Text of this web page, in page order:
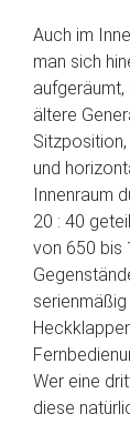
Auch im
man sich
aufgeräumt,
ältere
und
Innenraum
20 : 40
von 650 bis
Wer eine
diese